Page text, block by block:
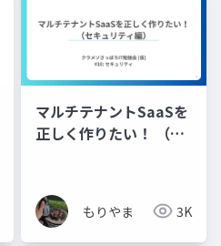
マルチテナントSaaSを
正しく作りたい！ （セ
もりやま 3K